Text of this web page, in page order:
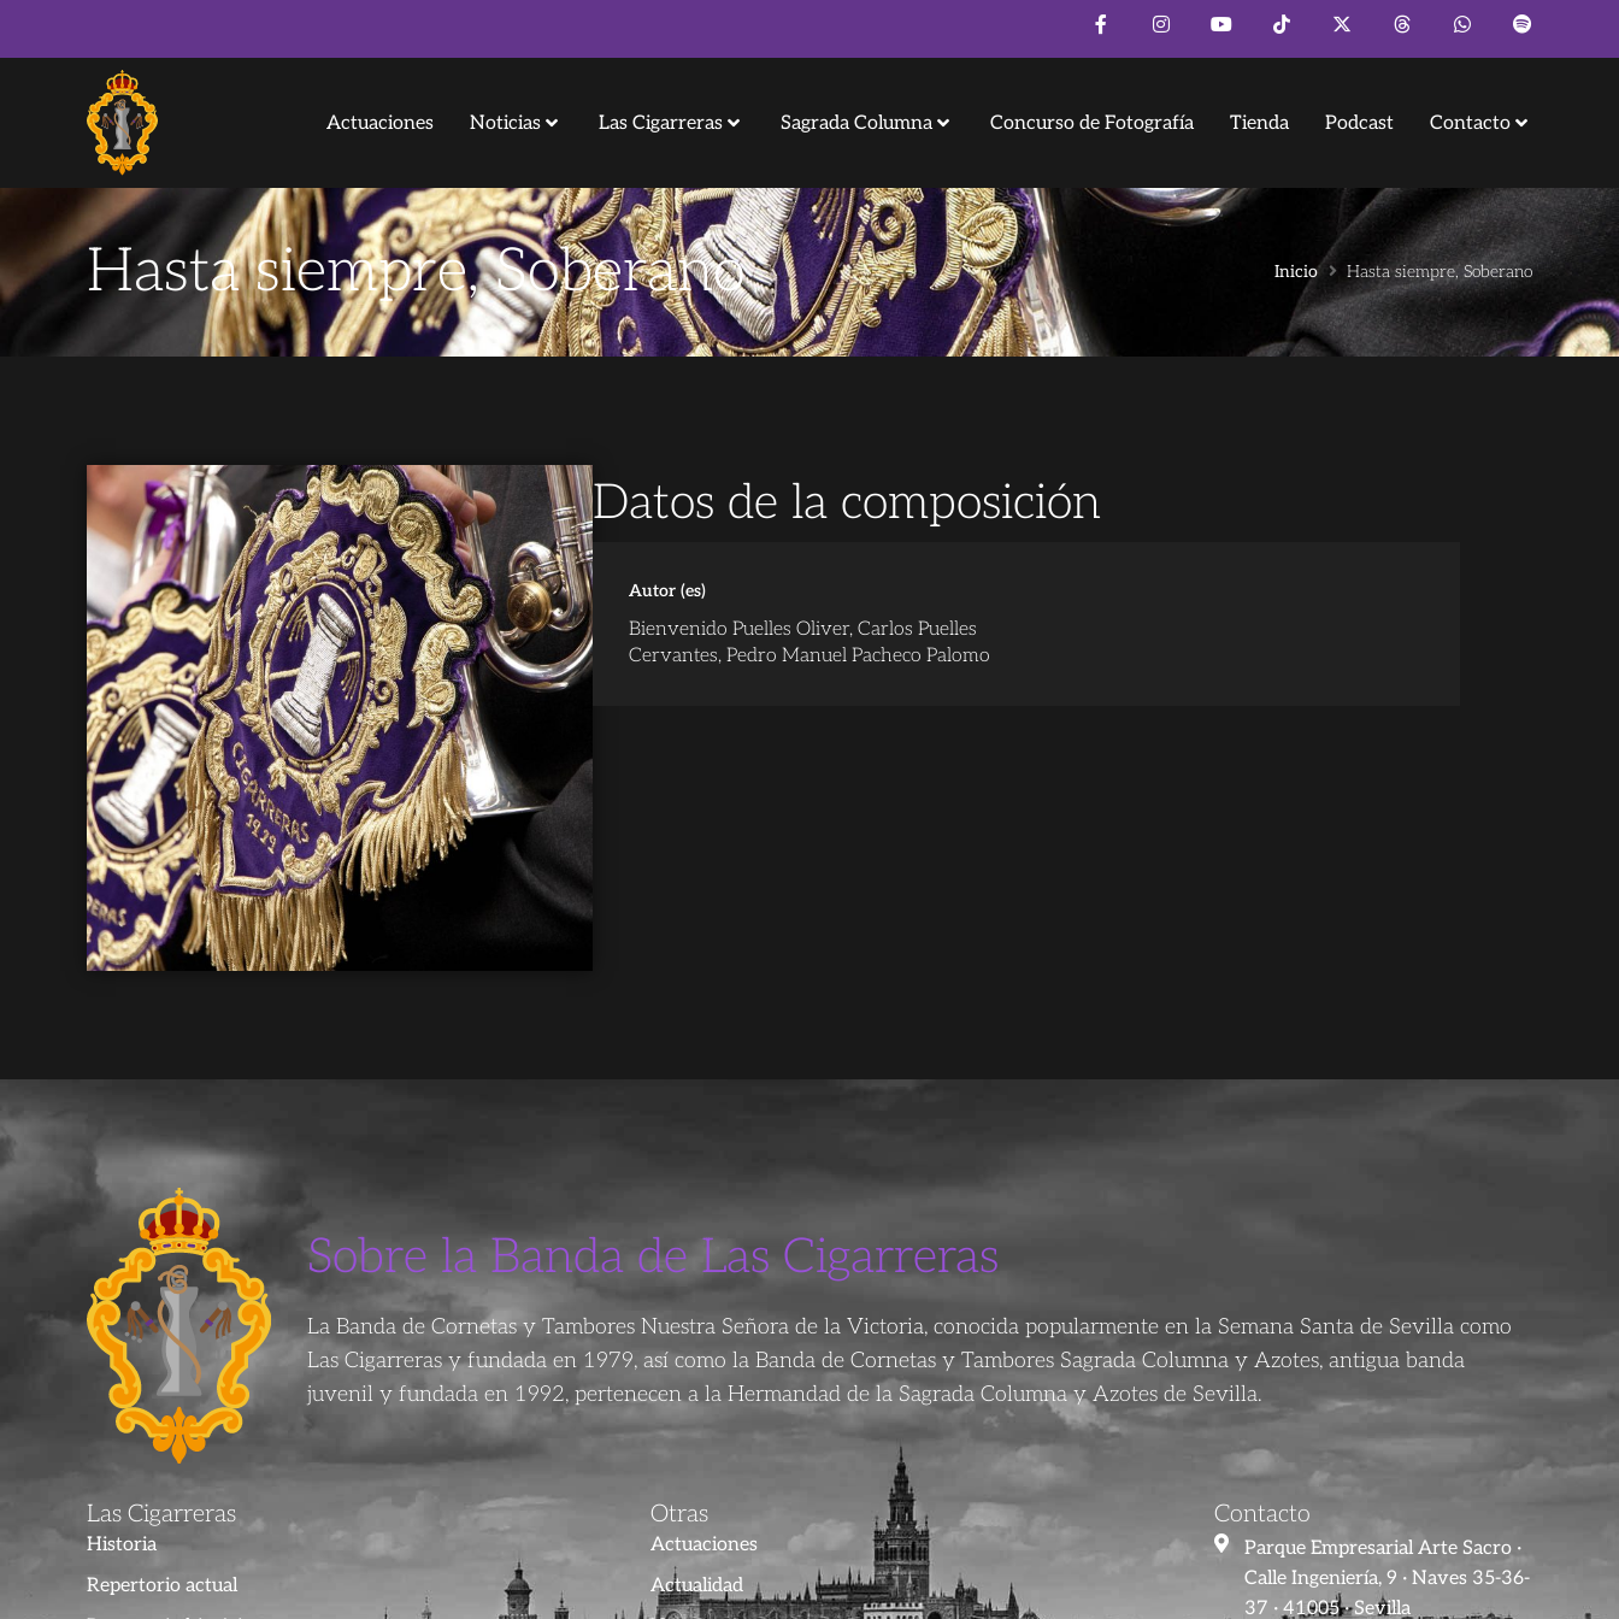
Actuaciones Noticias Las Cigarreras Sagrada Columna Concurso de Fotografía Tienda Podcast Contacto
Hasta siempre, Soberano Inicio Hasta siempre, Soberano
Datos de la composición
Autor (es)
Bienvenido Puelles Oliver, Carlos Puelles
Cervantes, Pedro Manuel Pacheco Palomo
Sobre la Banda de Las Cigarreras
La Banda de Cornetas y Tambores Nuestra Señora de la Victoria, conocida popularmente en la Semana Santa de Sevilla como
Las Cigarreras y fundada en 1979, así como la Banda de Cornetas y Tambores Sagrada Columna y Azotes, antigua banda
juvenil y fundada en 1992, pertenecen a la Hermandad de la Sagrada Columna y Azotes de Sevilla.
Las Cigarreras
Historia
Repertorio actual
Otras
Actuaciones
Actualidad
Contacto
Parque Empresarial Arte Sacro ·
Calle Ingeniería, 9 · Naves 35-36-
37 · 41005 · Sevilla